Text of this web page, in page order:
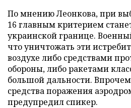
По мнению Леонкова, при
16 главным критерием
украинской границе.
что уничтожать эти
воздухе либо средствами
обороны, либо ракетами
большой дальности.
средства поражения
предупредил спикер.